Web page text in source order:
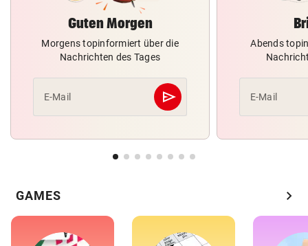
Guten Morgen
Morgens topinformiert über die
Nachrichten des Tages
E-Mail send
Abschicken
Abends
E-Mail
GAMES chevron_right